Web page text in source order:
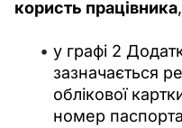
користь працівника
у графі 2
зазначається
облікової
номер паспорта